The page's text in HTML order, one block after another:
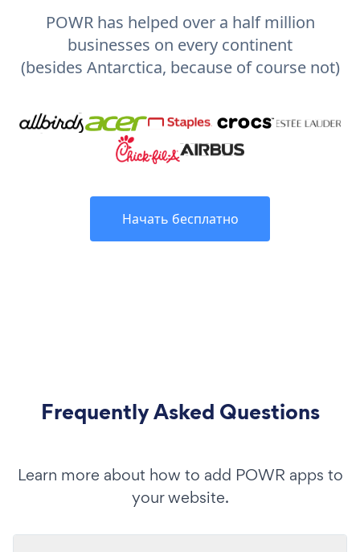
POWR has helped over a half million
businesses on every continent
(besides Antarctica, because of course not)
Начать бесплатно
Frequently Asked Questions
Learn more about how to add POWR apps to
your website.